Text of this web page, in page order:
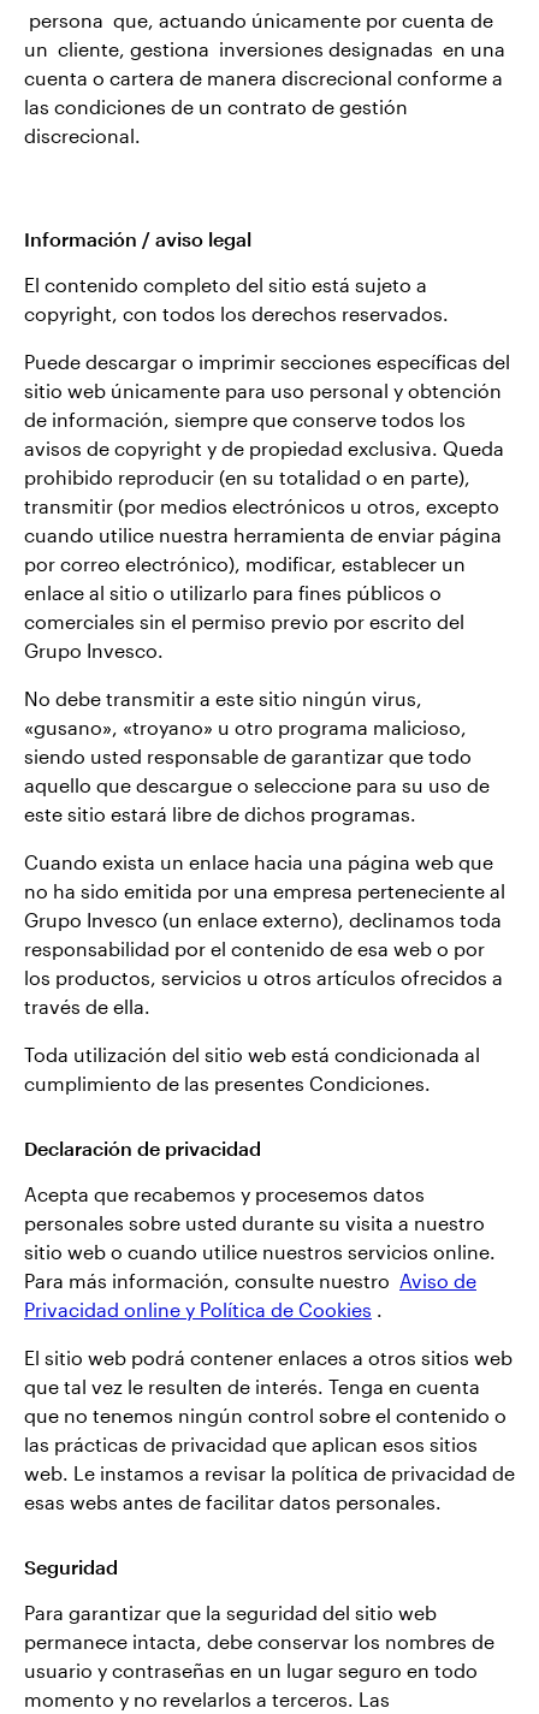
persona que, actuando únicamente por cuenta de
un cliente, gestiona inversiones designadas en una
cuenta o cartera de manera discrecional conforme a
las condiciones de un contrato de gestión
discrecional.
Información / aviso legal
El contenido completo del sitio está sujeto a
copyright, con todos los derechos reservados.
Puede descargar o imprimir secciones específicas del
sitio web únicamente para uso personal y obtención
de información, siempre que conserve todos los
avisos de copyright y de propiedad exclusiva. Queda
prohibido reproducir (en su totalidad o en parte),
transmitir (por medios electrónicos u otros, excepto
cuando utilice nuestra herramienta de enviar página
por correo electrónico), modificar, establecer un
enlace al sitio o utilizarlo para fines públicos o
comerciales sin el permiso previo por escrito del
Grupo Invesco.
No debe transmitir a este sitio ningún virus,
«gusano», «troyano» u otro programa malicioso,
siendo usted responsable de garantizar que todo
aquello que descargue o seleccione para su uso de
este sitio estará libre de dichos programas.
Cuando exista un enlace hacia una página web que
no ha sido emitida por una empresa perteneciente al
Grupo Invesco (un enlace externo), declinamos toda
responsabilidad por el contenido de esa web o por
los productos, servicios u otros artículos ofrecidos a
través de ella.
Toda utilización del sitio web está condicionada al
cumplimiento de las presentes Condiciones.
Declaración de privacidad
Acepta que recabemos y procesemos datos
personales sobre usted durante su visita a nuestro
sitio web o cuando utilice nuestros servicios online.
Para más información, consulte nuestro Aviso de
Privacidad online y Política de Cookies .
El sitio web podrá contener enlaces a otros sitios web
que tal vez le resulten de interés. Tenga en cuenta
que no tenemos ningún control sobre el contenido o
las prácticas de privacidad que aplican esos sitios
web. Le instamos a revisar la política de privacidad de
esas webs antes de facilitar datos personales.
Seguridad
Para garantizar que la seguridad del sitio web
permanece intacta, debe conservar los nombres de
usuario y contraseñas en un lugar seguro en todo
momento y no revelarlos a terceros. Las